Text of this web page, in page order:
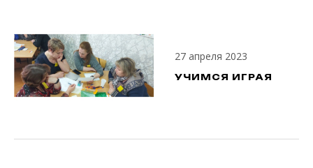
27 апреля 2023
УЧИМСЯ ИГРАЯ